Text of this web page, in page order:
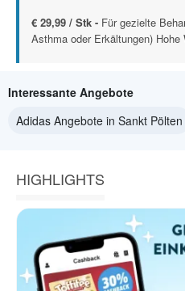
€ 29,99 / Stk - Für gezielte
Asthma oder Erkältungen)
Interessante Angebote
Adidas Angebote in Sankt Pölten
HIGHLIGHTS